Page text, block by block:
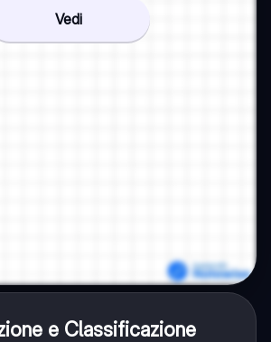
Vedi
e Classificazione